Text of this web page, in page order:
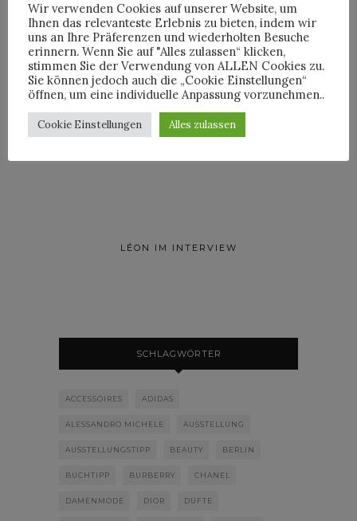
ROOSEVELT IM INTERVIEW
LÉON IM INTERVIEW
SCHLAGWÖRTER
ACCESSOIRES ADIDAS
ALESSANDRO MICHELE AUSSTELLUNG
AUSSTELLUNGSTIPP BEAUTY BERLIN
BUCHTIPP BURBERRY CHANEL
DAMENMODE DIOR DÜFTE
Wir verwenden Cookies auf unserer Website, um
Ihnen das relevanteste Erlebnis zu bieten, indem wir
uns an Ihre Präferenzen und wiederholten Besuche
erinnern. Wenn Sie auf "Alles zulassen“ klicken,
stimmen Sie der Verwendung von ALLEN Cookies zu.
Sie können jedoch auch die „Cookie Einstellungen“
öffnen, um eine individuelle Anpassung vorzunehmen..
Cookie Einstellungen Alles zulassen